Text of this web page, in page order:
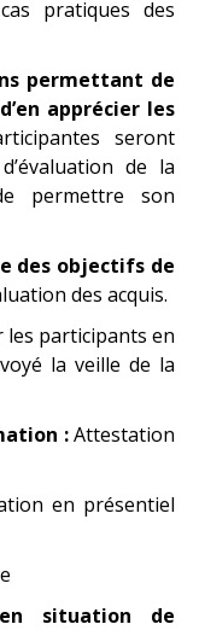
pratiques des
permettant de
apprécier les
seront
de la
permettre son
des objectifs de
des acquis.
participants en
la veille de la
:Attestation
en présentiel
situation de